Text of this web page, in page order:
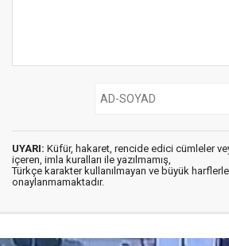
UYARI: Küfür, hakaret, rencide edici cümleler
içeren, imla kuralları ile yazılmamış,
Türkçe karakter kullanılmayan ve büyük
onaylanmamaktadır.